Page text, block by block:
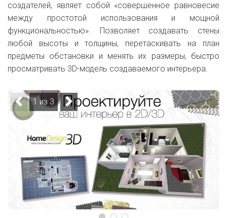
создателей, являет собой «совершенное равновесие
между простотой использования и мощной
функциональностью». Позволяет создавать стены
любой высоты и толщины, перетаскивать на план
предметы обстановки и менять их размеры, быстро
просматривать 3D-модель создаваемого интерьера.
1 из 3